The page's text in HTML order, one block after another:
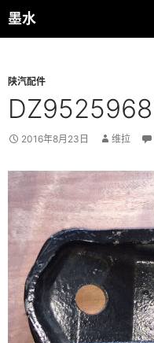
跳
至
墨水
搜
索
陕汽配件
2016年8月23日 维拉